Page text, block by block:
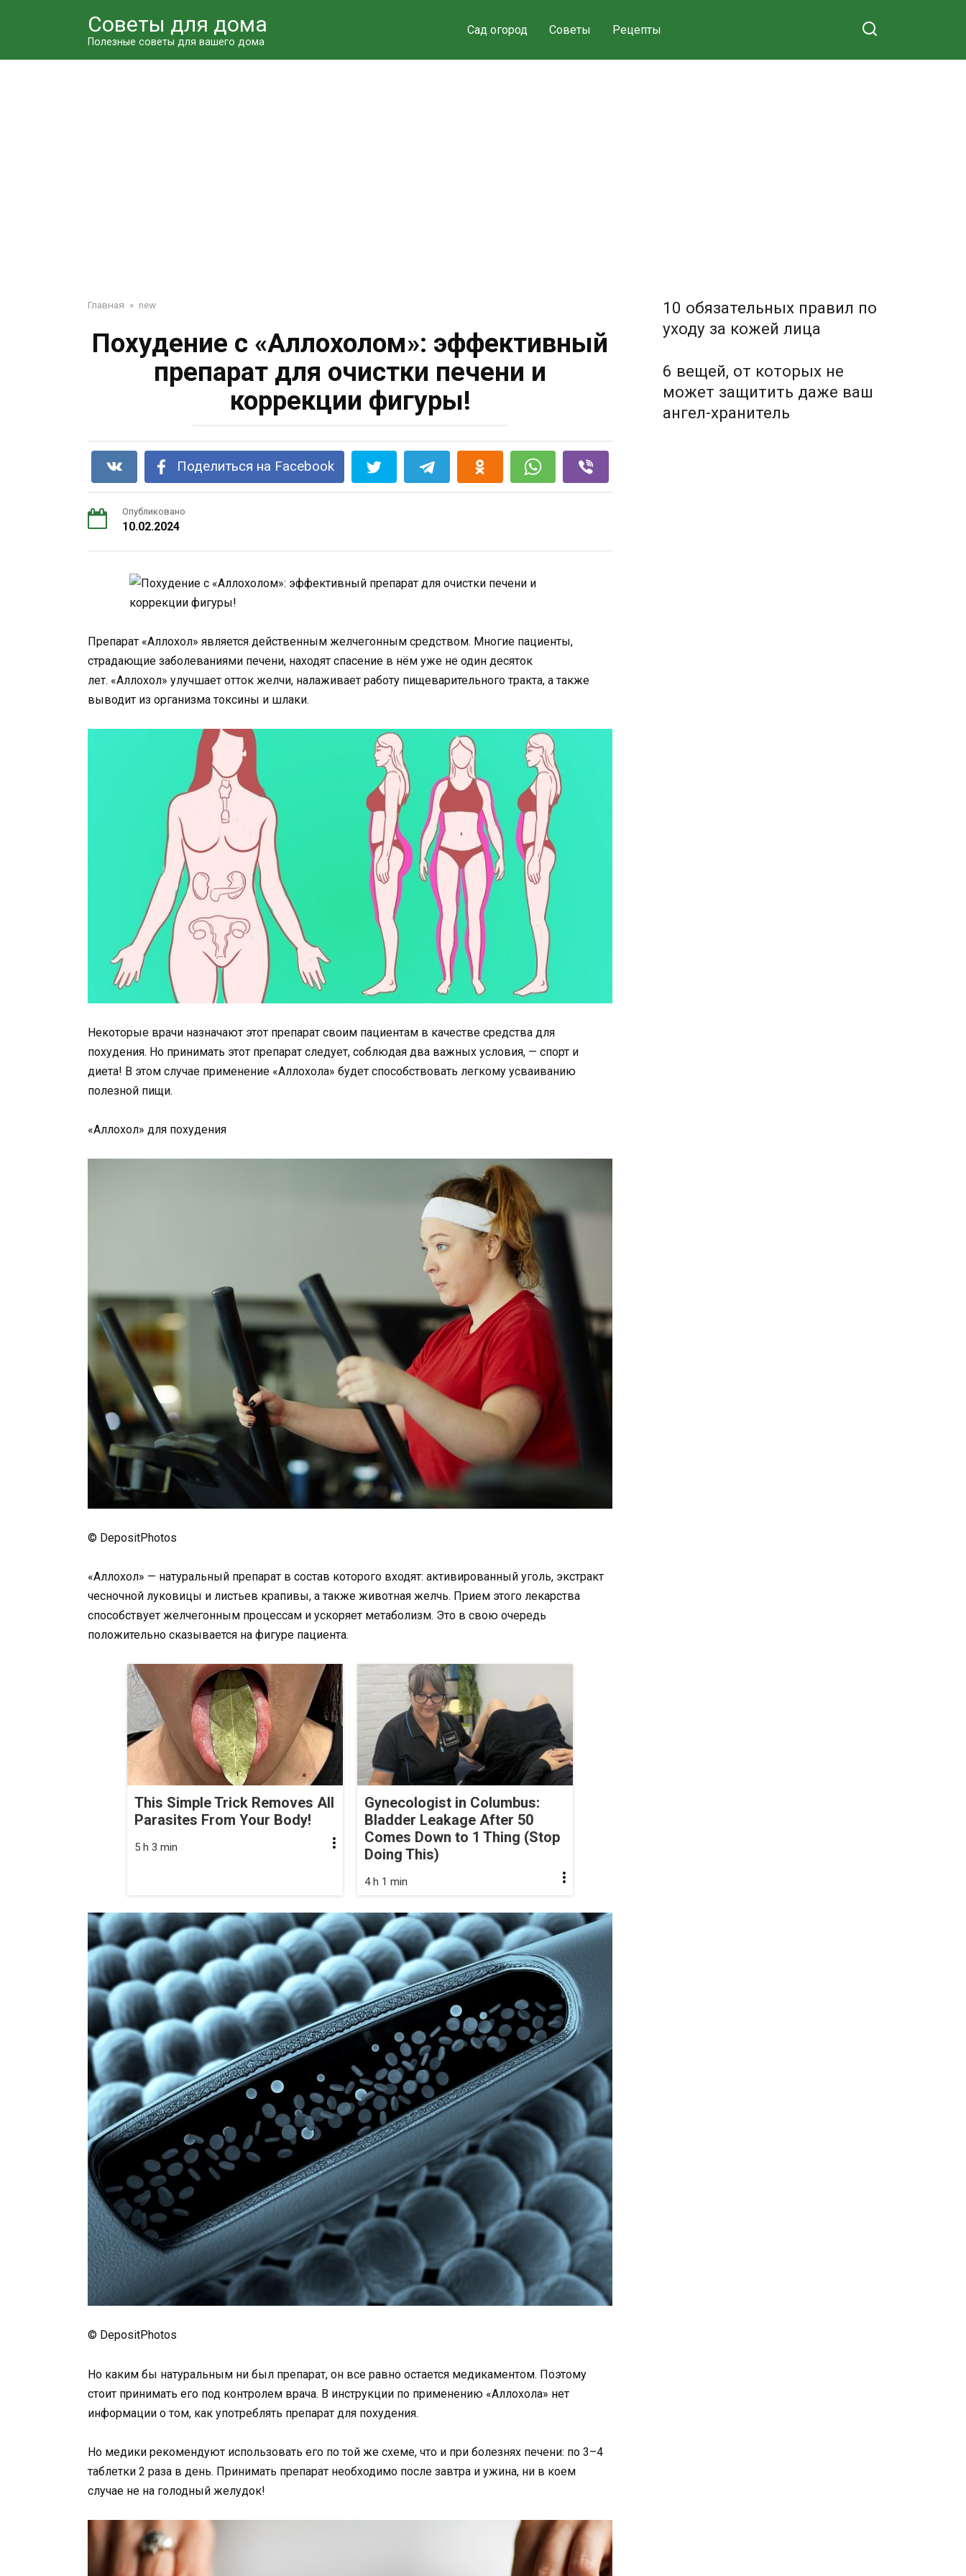
Советы для дома
Полезные советы для вашего дома
Сад огород Советы Рецепты
Главная » new
Похудение с «Аллохолом»: эффективный
препарат для очистки печени и
коррекции фигуры!
Поделиться на Facebook
Опубликовано
10.02.2024
Препарат «Аллохол» является действенным желчегонным средством. Многие пациенты,
страдающие заболеваниями печени, находят спасение в нём уже не один десяток
лет. «Аллохол» улучшает отток желчи, налаживает работу пищеварительного тракта, а также
выводит из организма токсины и шлаки.
Некоторые врачи назначают этот препарат своим пациентам в качестве средства для
похудения. Но принимать этот препарат следует, соблюдая два важных условия, — спорт и
диета! В этом случае применение «Аллохола» будет способствовать легкому усваиванию
полезной пищи.
«Аллохол» для похудения
© DepositPhotos
«Аллохол» — натуральный препарат в состав которого входят: активированный уголь, экстракт
чесночной луковицы и листьев крапивы, а также животная желчь. Прием этого лекарства
способствует желчегонным процессам и ускоряет метаболизм. Это в свою очередь
положительно сказывается на фигуре пациента.
This Simple Trick Removes All
Parasites From Your Body!
5 h 3 min
Gynecologist in Columbus:
Bladder Leakage After 50
Comes Down to 1 Thing (Stop
Doing This)
4 h 1 min
© DepositPhotos
Но каким бы натуральным ни был препарат, он все равно остается медикаментом. Поэтому
стоит принимать его под контролем врача. В инструкции по применению «Аллохола» нет
информации о том, как употреблять препарат для похудения.
Но медики рекомендуют использовать его по той же схеме, что и при болезнях печени: по 3–4
таблетки 2 раза в день. Принимать препарат необходимо после завтра и ужина, ни в коем
случае не на голодный желудок!
10 обязательных правил по
уходу за кожей лица
6 вещей, от которых не
может защитить даже ваш
ангел-хранитель